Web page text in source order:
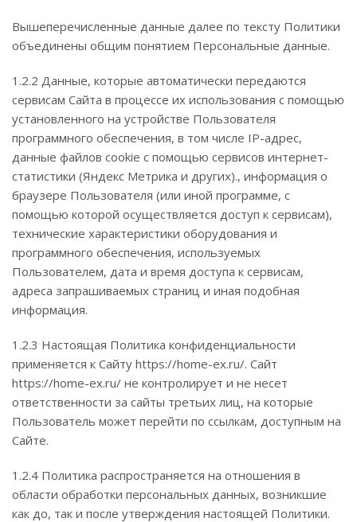
Вышеперечисленные данные далее по тексту Политики
объединены общим понятием Персональные данные.
1.2.2 Данные, которые автоматически передаются
сервисам Сайта в процессе их использования с помощью
установленного на устройстве Пользователя
программного обеспечения, в том числе IP-адрес,
данные файлов cookie с помощью сервисов интернет-
статистики (Яндекс Метрика и других)., информация о
браузере Пользователя (или иной программе, с
помощью которой осуществляется доступ к сервисам),
технические характеристики оборудования и
программного обеспечения, используемых
Пользователем, дата и время доступа к сервисам,
адреса запрашиваемых страниц и иная подобная
информация.
1.2.3 Настоящая Политика конфиденциальности
применяется к Сайту https://home-ex.ru/. Сайт
https://home-ex.ru/ не контролирует и не несет
ответственности за сайты третьих лиц, на которые
Пользователь может перейти по ссылкам, доступным на
Сайте.
1.2.4 Политика распространяется на отношения в
области обработки персональных данных, возникшие
как до, так и после утверждения настоящей Политики.